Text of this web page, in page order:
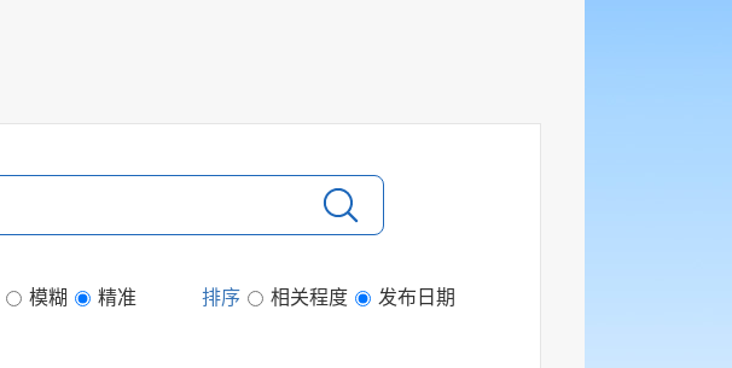
模糊 精准 排序 相关程度 发布日期